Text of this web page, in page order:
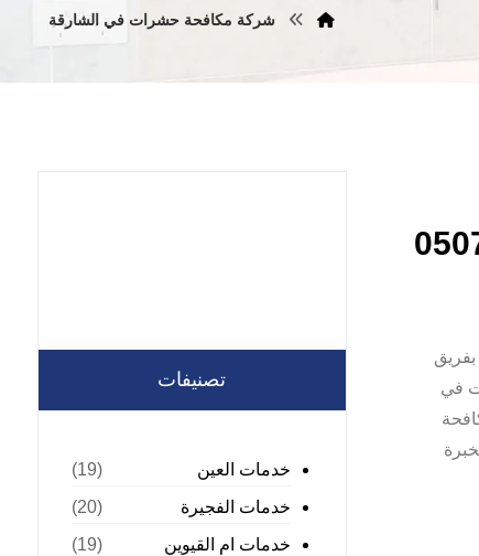
شركة مكافحة حشرات في الشارقة
في
تصنيفات
خدمات العين
(19)
خدمات الفجيرة
(20)
خدمات ام القيوين
(19)